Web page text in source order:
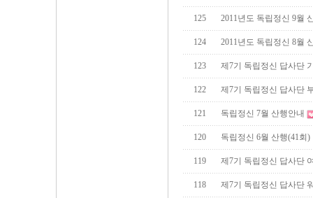
125 2011년도 독립정신 9월
124 2011년도 독립정신 8월
123 제7기 독립정신 답사단
122 제7기 독립정신 답사단
121 독립정신 7월 산행안내
120 독립정신 6월 산행(41회)
119 제7기 독립정신 답사단
118 제7기 독립정신 답사단